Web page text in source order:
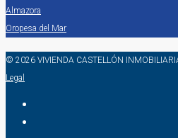
Almazora
Oropesa del Mar
© 2026 VIVIENDA CASTELLÓN
Legal